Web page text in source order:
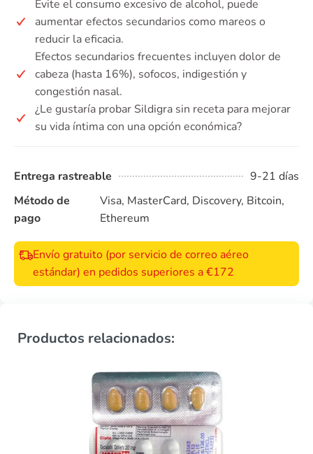
Evite el consumo excesivo de alcohol, puede
aumentar efectos secundarios como mareos o
reducir la eficacia.
Efectos secundarios frecuentes incluyen dolor de
cabeza (hasta 16%), sofocos, indigestión y
congestión nasal.
¿Le gustaría probar Sildigra sin receta para mejorar
su vida íntima con una opción económica?
Entrega rastreable
9-21 días
Método de
pago
Visa, MasterCard, Discovery, Bitcoin,
Ethereum
Envío gratuito (por servicio de correo aéreo
estándar) en pedidos superiores a €172
Productos relacionados: